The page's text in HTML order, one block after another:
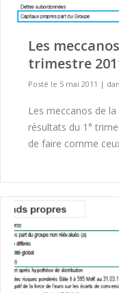
Les
trimestre
Posté le 5 mai 2011 |
Les meccanos de
résultats du 1°
de faire comme